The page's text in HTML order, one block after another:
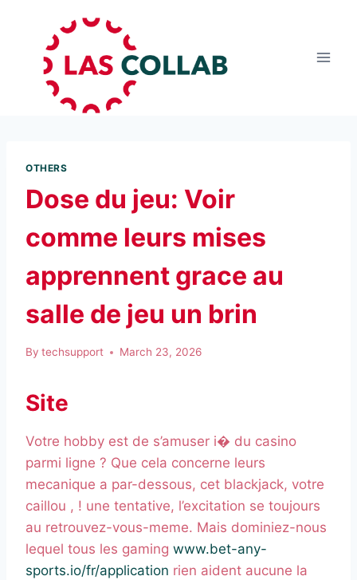
OTHERS
Dose du jeu: Voir
comme leurs mises
apprennent grace au
salle de jeu un brin
By techsupport March 23, 2026
Site
Votre hobby est de s’amuser i� du casino
parmi ligne ? Que cela concerne leurs
mecanique a par-dessous, cet blackjack, votre
caillou , ! une tentative, l’excitation se toujours
au retrouvez-vous-meme. Mais dominiez-nous
lequel tous les gaming www.bet-any-
sports.io/fr/application rien aident aucune la